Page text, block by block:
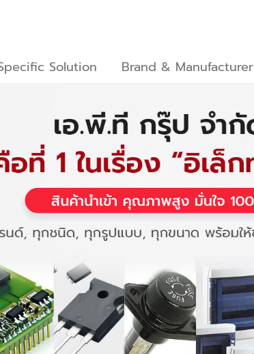
Solution Brand & Manufacturer